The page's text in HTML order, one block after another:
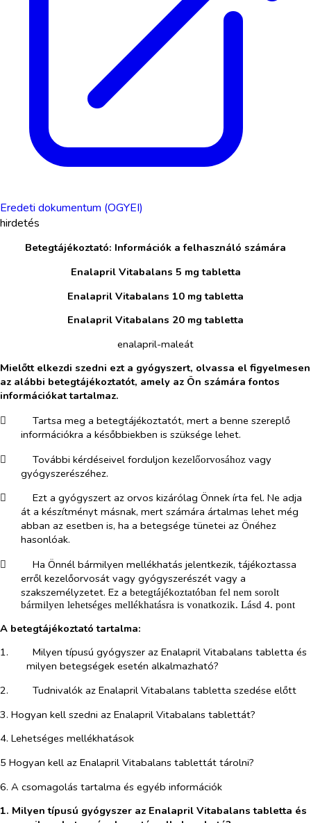
Eredeti dokumentum (OGYEI)
hirdetés
Betegtájékoztató: Információk a felhasználó számára
Enalapril Vitabalans 5 mg tabletta
Enalapril Vitabalans 10 mg tabletta
Enalapril Vitabalans 20 mg tabletta
enalapril-maleát
Mielőtt elkezdi szedni ezt a gyógyszert, olvassa el figyelmesen
az alábbi betegtájékoztatót, amely az Ön számára fontos
információkat tartalmaz.
​
Tartsa meg a betegtájékoztatót, mert a benne szereplő
információkra a későbbiekben is szüksége lehet.
​
További kérdéseivel forduljon kezelőorvosához vagy
gyógyszerészéhez.
​
Ezt a gyógyszert az orvos kizárólag Önnek írta fel. Ne adja
át a készítményt másnak, mert számára ártalmas lehet még
abban az esetben is, ha a betegsége tünetei az Önéhez
hasonlóak.
​
Ha Önnél bármilyen mellékhatás jelentkezik, tájékoztassa
erről kezelőorvosát vagy gyógyszerészét vagy a
szakszemélyzetet. Ez a betegtájékoztatóban fel nem sorolt
bármilyen lehetséges mellékhatásra is vonatkozik. Lásd 4. pont
A betegtájékoztató tartalma:
1.​
Milyen típusú gyógyszer az Enalapril Vitabalans tabletta és
milyen betegségek esetén alkalmazható?
2.​
Tudnivalók az Enalapril Vitabalans tabletta szedése előtt
3. Hogyan kell szedni az Enalapril Vitabalans tablettát?
4. Lehetséges mellékhatások
5 Hogyan kell az Enalapril Vitabalans tablettát tárolni?
6. A csomagolás tartalma és egyéb információk
1. Milyen típusú gyógyszer az Enalapril Vitabalans tabletta és